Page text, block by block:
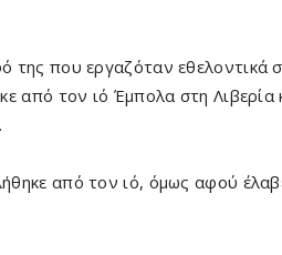
που εργαζόταν εθελοντικά
από τον ιό Έμπολα στη Λιβερία
από τον ιό, όμως αφού